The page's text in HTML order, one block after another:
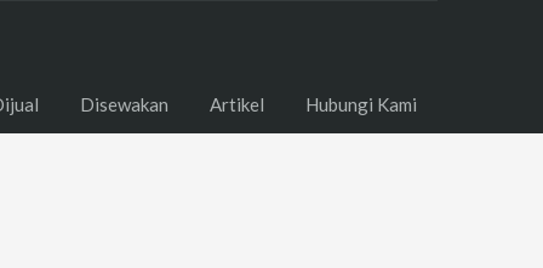
Disewakan Artikel Hubungi Kami